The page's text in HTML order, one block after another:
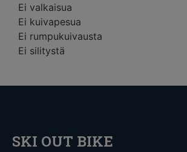
Ei valkaisua
Ei kuivapesua
Ei rumpukuivausta
Ei silitystä
SKI OUT BIKE